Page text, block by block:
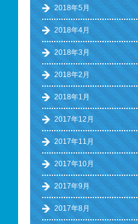
2018年5月
2018年4月
2018年3月
2018年2月
2018年1月
2017年12月
2017年11月
2017年10月
2017年9月
2017年8月